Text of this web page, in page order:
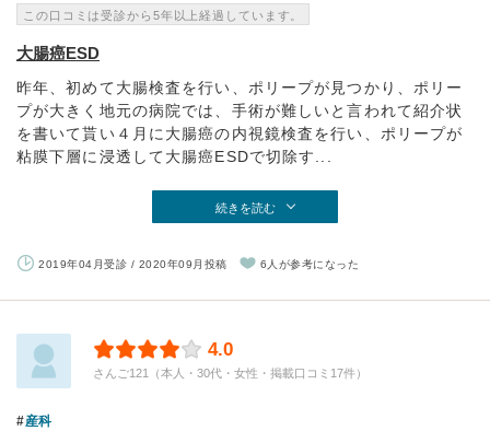
この口コミは受診から5年以上経過しています。
大腸癌ESD
昨年、初めて大腸検査を行い、ポリープが見つかり、ポリー
プが大きく地元の病院では、手術が難しいと言われて紹介状
を書いて貰い４月に大腸癌の内視鏡検査を行い、ポリープが
粘膜下層に浸透して大腸癌ESDで切除す...
続きを読む
2019年04月受診 / 2020年09月投稿 6人が参考になった
4.0
さんご121（本人・30代・女性・掲載口コミ17件）
産科